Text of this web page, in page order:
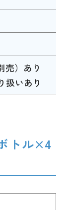
売）あり
扱いあり
トル×4